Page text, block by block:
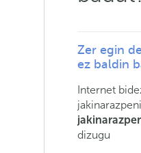
Zer egin
ez baldin
Internet
dizugu